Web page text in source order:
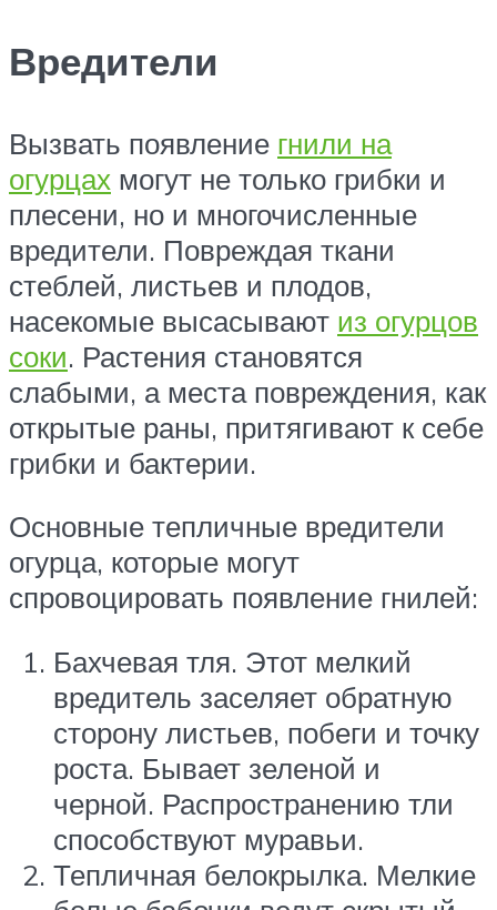
Вредители
Вызвать появление гнили на
огурцах могут не только грибки и
плесени, но и многочисленные
вредители. Повреждая ткани
стеблей, листьев и плодов,
насекомые высасывают из огурцов
соки. Растения становятся
слабыми, а места повреждения, как
открытые раны, притягивают к себе
грибки и бактерии.
Основные тепличные вредители
огурца, которые могут
спровоцировать появление гнилей:
Бахчевая тля. Этот мелкий
вредитель заселяет обратную
сторону листьев, побеги и точку
роста. Бывает зеленой и
черной. Распространению тли
способствуют муравьи.
Тепличная белокрылка. Мелкие